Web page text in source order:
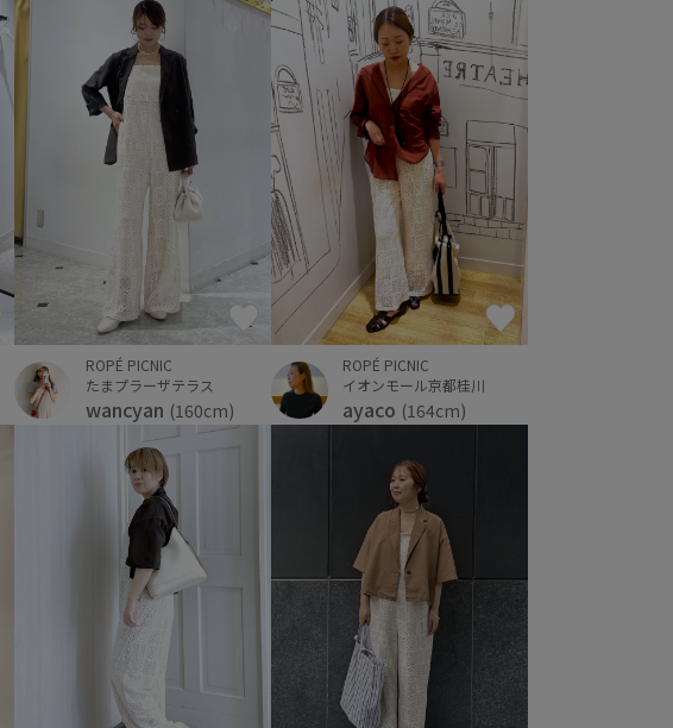
ROPÉ PICNIC
たまプラーザテラス
wancyan (160cm)
ROPÉ PICNIC
イオンモール京都桂川
ayaco (164cm)